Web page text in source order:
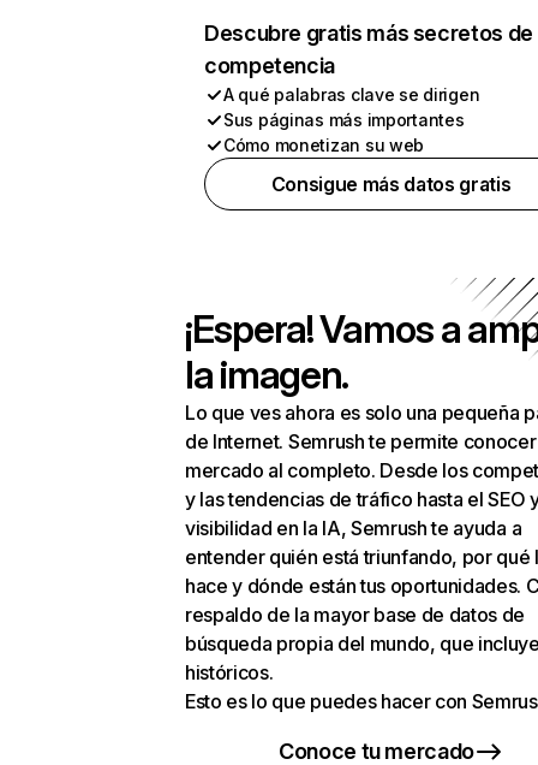
Descubre gratis más secretos de
competencia
A qué palabras clave se dirigen
Sus páginas más importantes
Cómo monetizan su web
Consigue más datos gratis
¡Espera! Vamos a
la imagen.
Lo que ves ahora es solo una pequeña
de Internet. Semrush te permite
mercado al completo. Desde los
y las tendencias de tráfico hasta el SEO
visibilidad en la IA, Semrush te ayuda a
entender quién está triunfando, por qué
hace y dónde están tus oportunidades.
respaldo de la mayor base de datos de
búsqueda propia del mundo, que
históricos.
Esto es lo que puedes hacer con
Conoce tu mercado